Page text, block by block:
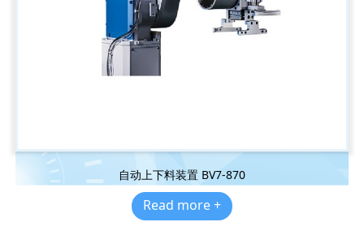
自动上下料装置 BV7-870
Read more +